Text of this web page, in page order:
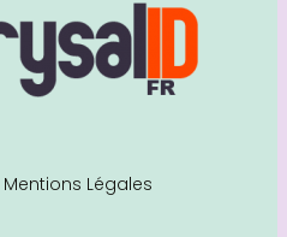
Mentions Légales